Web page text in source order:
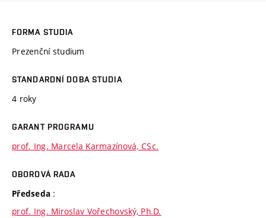
FORMA STUDIA
Prezenční studium
STANDARDNÍ DOBA STUDIA
4 roky
GARANT PROGRAMU
prof. Ing. Marcela Karmazínová, CSc.
OBOROVÁ RADA
Předseda :
prof. Ing. Miroslav Vořechovský, Ph.D.